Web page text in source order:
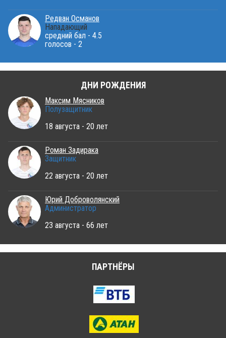
Редван Османов
Нападающий
средний бал - 4.5
голосов - 2
ДНИ РОЖДЕНИЯ
Максим Мясников
Полузащитник
18 августа - 20 лет
Роман Задирака
Защитник
22 августа - 20 лет
Юрий Доброволянский
Администратор
23 августа - 66 лет
ПАРТНЁРЫ